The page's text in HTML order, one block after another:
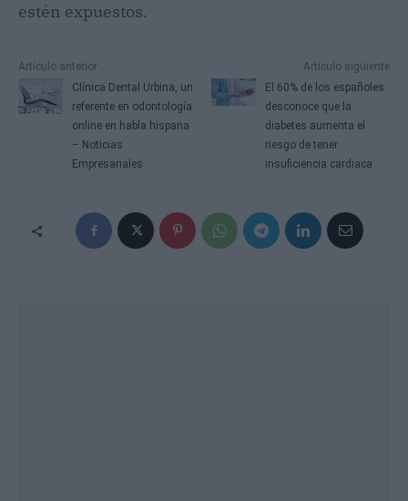
estén expuestos.
N
a
v
e
Artículo anterior
Clínica Dental Urbina, un
referente en odontología
online en habla hispana
– Noticias
Empresariales
Artículo siguiente
El 60% de los españoles
desconoce que la
diabetes aumenta el
riesgo de tener
insuficiencia cardiaca